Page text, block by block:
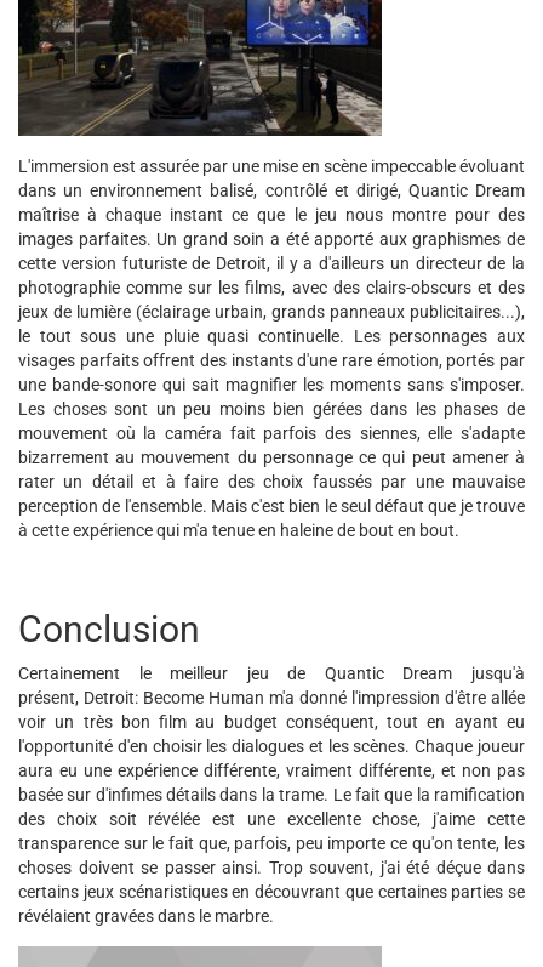
L'immersion est assurée par une mise en scène impeccable évoluant
dans un environnement balisé, contrôlé et dirigé, Quantic Dream
maîtrise à chaque instant ce que le jeu nous montre pour des
images parfaites. Un grand soin a été apporté aux graphismes de
cette version futuriste de Detroit, il y a d'ailleurs un directeur de la
photographie comme sur les films, avec des clairs-obscurs et des
jeux de lumière (éclairage urbain, grands panneaux publicitaires...),
le tout sous une pluie quasi continuelle. Les personnages aux
visages parfaits offrent des instants d'une rare émotion, portés par
une bande-sonore qui sait magnifier les moments sans s'imposer.
Les choses sont un peu moins bien gérées dans les phases de
mouvement où la caméra fait parfois des siennes, elle s'adapte
bizarrement au mouvement du personnage ce qui peut amener à
rater un détail et à faire des choix faussés par une mauvaise
perception de l'ensemble. Mais c'est bien le seul défaut que je trouve
à cette expérience qui m'a tenue en haleine de bout en bout.
Conclusion
Certainement le meilleur jeu de Quantic Dream jusqu'à
présent, Detroit: Become Human m'a donné l'impression d'être allée
voir un très bon film au budget conséquent, tout en ayant eu
l'opportunité d'en choisir les dialogues et les scènes. Chaque joueur
aura eu une expérience différente, vraiment différente, et non pas
basée sur d'infimes détails dans la trame. Le fait que la ramification
des choix soit révélée est une excellente chose, j'aime cette
transparence sur le fait que, parfois, peu importe ce qu'on tente, les
choses doivent se passer ainsi. Trop souvent, j'ai été déçue dans
certains jeux scénaristiques en découvrant que certaines parties se
révélaient gravées dans le marbre.